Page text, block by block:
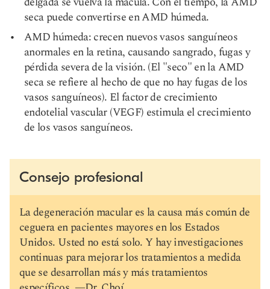
seca puede convertirse en AMD húmeda.
AMD húmeda: crecen nuevos vasos sanguíneos
anormales en la retina, causando sangrado, fugas y
pérdida severa de la visión. (El "seco" en la AMD
seca se refiere al hecho de que no hay fugas de los
vasos sanguíneos). El factor de crecimiento
endotelial vascular (VEGF) estimula el crecimiento
de los vasos sanguíneos.
Consejo profesional
La degeneración macular es la causa más común de
ceguera en pacientes mayores en los Estados
Unidos. Usted no está solo. Y hay investigaciones
continuas para mejorar los tratamientos a medida
que se desarrollan más y más tratamientos